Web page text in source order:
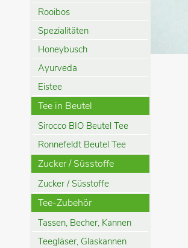
Rooibos
Spezialitäten
Honeybusch
Ayurveda
Eistee
Tee in Beutel
Sirocco BIO Beutel Tee
Ronnefeldt Beutel Tee
Zucker / Süsstoffe
Zucker / Süsstoffe
Tee-Zubehör
Tassen, Becher, Kannen
Teegläser, Glaskannen